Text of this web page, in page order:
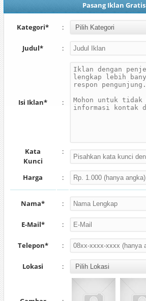
Pasang Iklan Gratis
Kategori* :
Judul* :
Isi Iklan* :
Kata
Kunci
:
Harga :
Nama* :
E-Mail* :
Telepon* :
Lokasi :